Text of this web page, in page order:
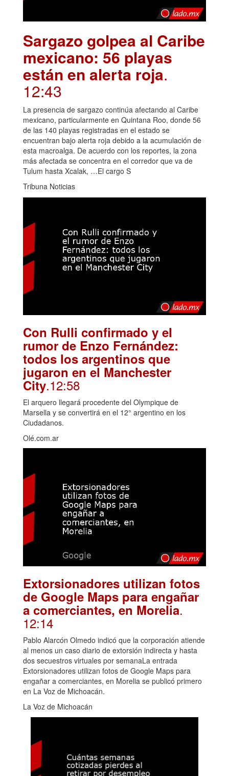
Sargazo golpea al Caribe
mexicano: 56 playas
están en alerta roja.
12:43
La presencia de sargazo continúa afectando al Caribe
mexicano, particularmente en Quintana Roo, donde 56
de las 140 playas registradas en el estado se
encuentran bajo alerta roja debido a la acumulación de
esta macroalga. De acuerdo con los reportes, la zona
más afectada se concentra en el corredor que va de
Tulum hasta Xcalak, …El cargo S
Tribuna Noticias
Con Rulli confirmado y el
rumor de Enzo Fernández:
todos los argentinos que
jugaron en el Manchester
City.12:58
El arquero llegará procedente del Olympique de
Marsella y se convertirá en el 12° argentino en los
Ciudadanos.
Olé.com.ar
Extorsionadores utilizan fotos
de Google Maps para engañar
a comerciantes, en Morelia.
12:14
Pablo Alarcón Olmedo indicó que la corporación atiende
al menos un caso diario de extorsión indirecta y hasta
dos secuestros virtuales por semanaLa entrada
Extorsionadores utilizan fotos de Google Maps para
engañar a comerciantes, en Morelia se publicó primero
en La Voz de Michoacán.
La Voz de Michoacán